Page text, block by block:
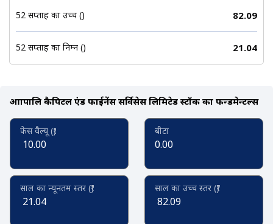
52 सप्ताह का उच्च (₹) 82.09
52 सप्ताह का निम्न (₹) 21.04
आम्रापालि कैपिटल एंड फाईनेंस सर्विसेस लिमिटेड स्टॉक का फन्डमेन्टल्स
फेस वैल्यू (₹)
10.00
बीटा
0.00
साल का न्यूनतम स्तर (₹)
21.04
साल का उच्च स्तर (₹)
82.09